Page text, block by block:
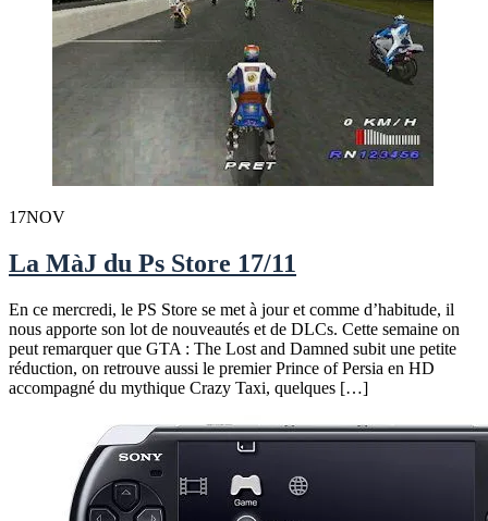
17NOV
La MàJ du Ps Store 17/11
En ce mercredi, le PS Store se met à jour et comme d’habitude, il
nous apporte son lot de nouveautés et de DLCs. Cette semaine on
peut remarquer que GTA : The Lost and Damned subit une petite
réduction, on retrouve aussi le premier Prince of Persia en HD
accompagné du mythique Crazy Taxi, quelques […]